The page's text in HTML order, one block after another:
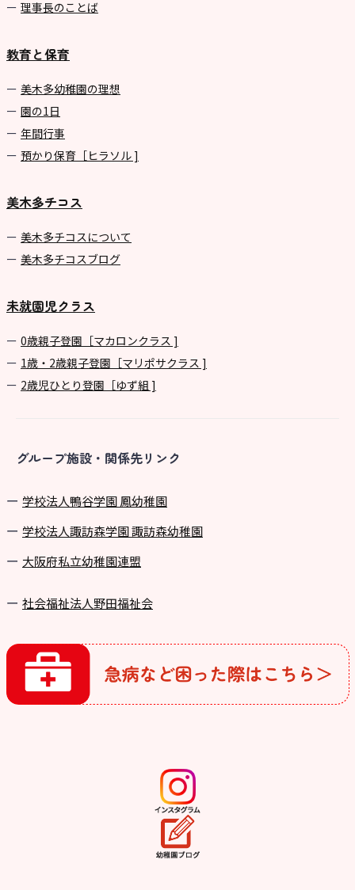
理事長のことば
教育と保育
美⽊多幼稚園の理想
園の1⽇
年間⾏事
預かり保育［ヒラソル ]
美木多チコス
美⽊多チコスについて
美⽊多チコスブログ
未就園児クラス
0歳親子登園［マカロンクラス ]
1歳・2歳親子登園［マリポサクラス ]
2歳児ひとり登園［ゆず組 ]
グループ施設・関係先リンク
学校法⼈鴨⾕学園 鳳幼稚園
学校法⼈諏訪森学園 諏訪森幼稚園
⼤阪府私⽴幼稚園連盟
社会福祉法人野田福祉会